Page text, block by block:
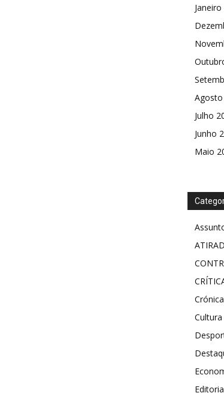
Janeiro
Julho
Junho
Maio
Cultura